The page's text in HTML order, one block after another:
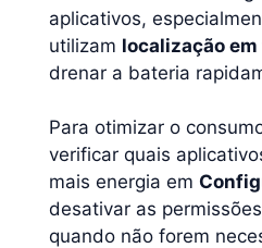
aplicativos,
utilizam localização
drenar a bateria
Para otimizar o
verificar quais
mais energia em
desativar as
quando não forem